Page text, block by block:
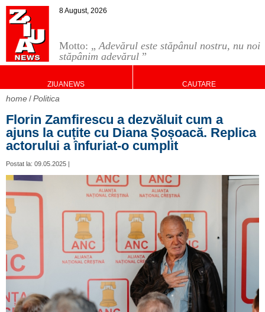
Motto: „Adevărul este stăpânul nostru, nu noi
stăpânim adevărul ”
8 August, 2026
ZIUANEWS CAUTARE
home Politica
Florin Zamfirescu a dezvăluit cum a
ajuns la cuțite cu Diana Șoșoacă. Replica
actorului a înfuriat-o cumplit
Postat la: 09.05.2025 |